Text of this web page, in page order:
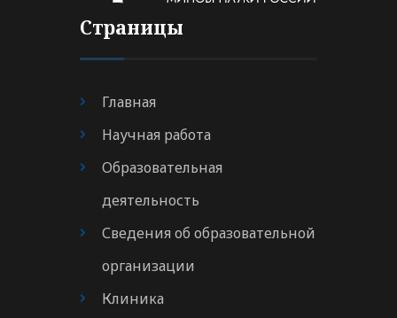
Страницы
Главная
Научная работа
Образовательная
деятельность
Сведения об образовательной
организации
Клиника